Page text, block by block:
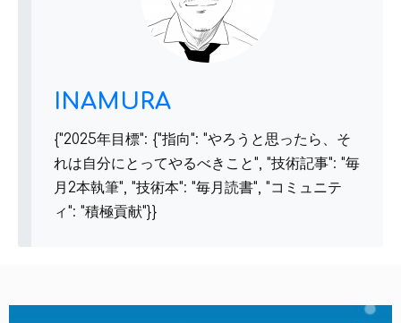
INAMURA
{"2025年目標": {"指向": "やろうと思ったら、そ
れは自分にとってやるべきこと", "技術記事": "毎
月2本執筆", "技術本": "毎月読書", "コミュニテ
ィ": "積極貢献"}}